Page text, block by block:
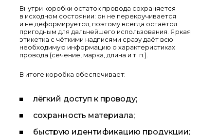
Внутри коробки остаток провода сохраняется
в исходном состоянии: он не перекручивается
и не деформируется, поэтому всегда остаётся
пригодным для дальнейшего использования. Яркая
этикетка с чёткими надписями сразу даёт всю
необходимую информацию о характеристиках
провода (сечение, марка, длина и т. п.).
В итоге коробка обеспечивает:
лёгкий доступ к проводу;
сохранность материала;
быструю идентификацию продукции;